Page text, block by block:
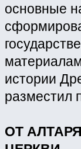
основные
истории
разместил
ОТ